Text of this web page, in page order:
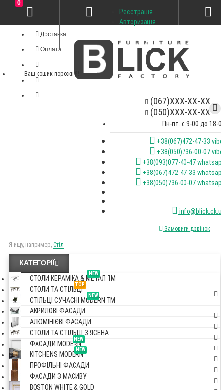
Доставка
Оплата
(067)XXX-XX-XX
(050)XXX-XX-XX
Пн-пт. с 9-00 до 18-
+38(067)472-47-33
+38(050)736-00-07
+38(093)077-40-47
+38(067)472-47-33
+38(050)736-00-07
Замовити дзвінок
Я ищу, например, Стіл
Реєстрація
Авторизація
0
Ваш кошик порожній!
КАТЕГОРІЇ
NEW
СТОЛИ КЕРАМІКА & МЕТАЛ TM
TOP
СТОЛИ ТА СТІЛЬЦІ
NEW
СТІЛЬЦІ СУЧАСНІ MODERN TM
АКРИЛОВІ ФАСАДИ
АЛЮМІНІЄВІ ФАСАДИ
СТОЛИ ТА СТІЛЬЦІ З ЯСЕНА
NEW
ФАСАДИ MODERN
NEW
KITCHENS MODERN
ПРОФІЛЬНІ ФАСАДИ
ФАСАДИ З МАСИВУ
BOSTON WHITE & GOLD